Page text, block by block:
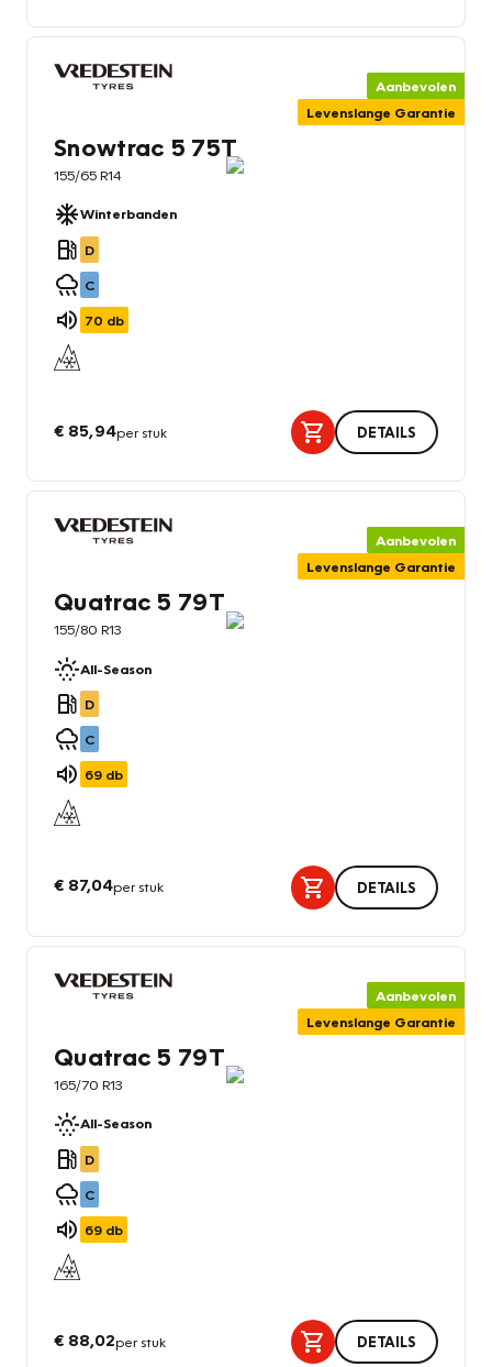
Aanbevolen
Levenslange Garantie
Snowtrac 5 75T
155/65 R14
Winterbanden
D
C
70 db
€ 85,94per stuk DETAILS
Aanbevolen
Levenslange Garantie
Quatrac 5 79T
155/80 R13
All-Season
D
C
69 db
€ 87,04per stuk DETAILS
Aanbevolen
Levenslange Garantie
Quatrac 5 79T
165/70 R13
All-Season
D
C
69 db
€ 88,02per stuk DETAILS